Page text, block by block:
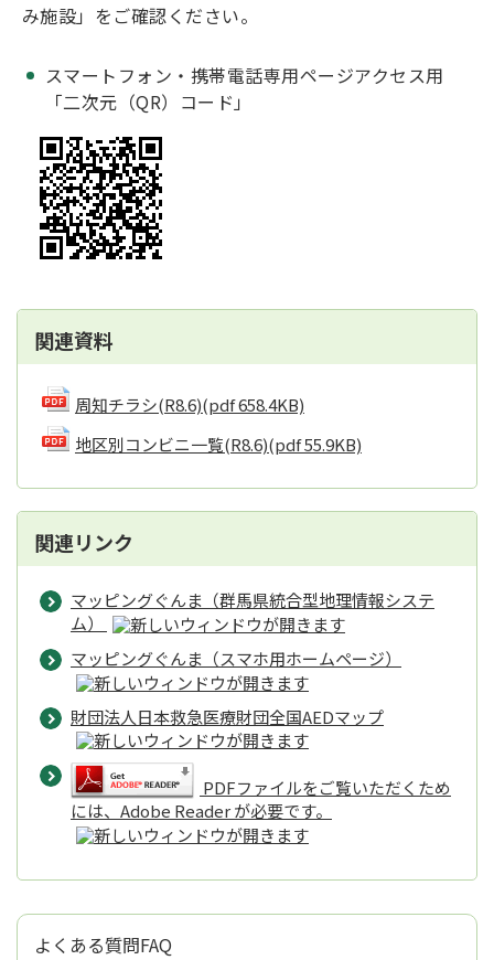
み施設」をご確認ください。
スマートフォン・携帯電話専用ページアクセス用
「二次元（QR）コード」
関連資料
周知チラシ(R8.6)(pdf 658.4KB)
地区別コンビニ一覧(R8.6)(pdf 55.9KB)
関連リンク
マッピングぐんま（群馬県統合型地理情報システ
ム）
マッピングぐんま（スマホ用ホームページ）
財団法人日本救急医療財団全国AEDマップ
PDFファイルをご覧いただくため
には、Adobe Reader が必要です。
よくある質問FAQ